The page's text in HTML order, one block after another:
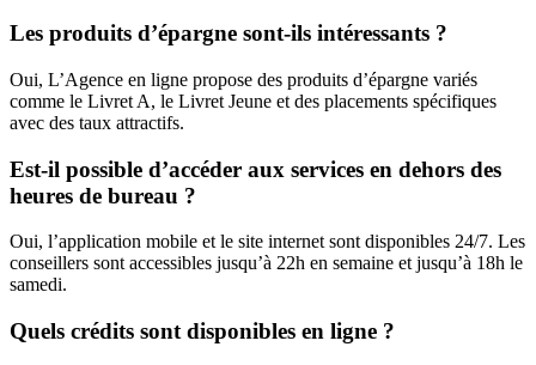
Les produits d’épargne sont-ils intéressants ?
Oui, L’Agence en ligne propose des produits d’épargne variés
comme le Livret A, le Livret Jeune et des placements spécifiques
avec des taux attractifs.
Est-il possible d’accéder aux services en dehors des
heures de bureau ?
Oui, l’application mobile et le site internet sont disponibles 24/7. Les
conseillers sont accessibles jusqu’à 22h en semaine et jusqu’à 18h le
samedi.
Quels crédits sont disponibles en ligne ?